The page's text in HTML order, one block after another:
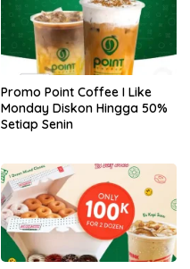
Promo Point Coffee I Like
Monday Diskon Hingga 50%
Setiap Senin